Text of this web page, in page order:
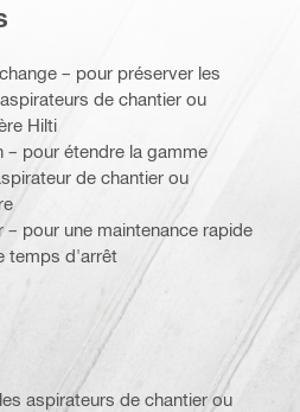
– pour préserver les
de chantier ou
Hilti
pour étendre la gamme
de chantier ou
– pour une maintenance rapide
temps d'arrêt
aspirateurs de chantier ou